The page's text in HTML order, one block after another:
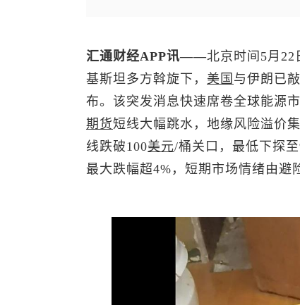
汇通财经APP讯——北京时间5月22
基斯坦多方斡旋下， 美国 与伊朗已
布。该突发消息快速席卷全球能源
期货短线大幅跳水，地缘风险溢价
线跌破100美元/桶关口，最低下探
最大跌幅超4%，短期市场情绪由避